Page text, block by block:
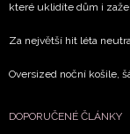
které uklidíte dům i
Za největší hit léta
Oversized noční košile,
DOPORUČENÉ ČLÁNKY